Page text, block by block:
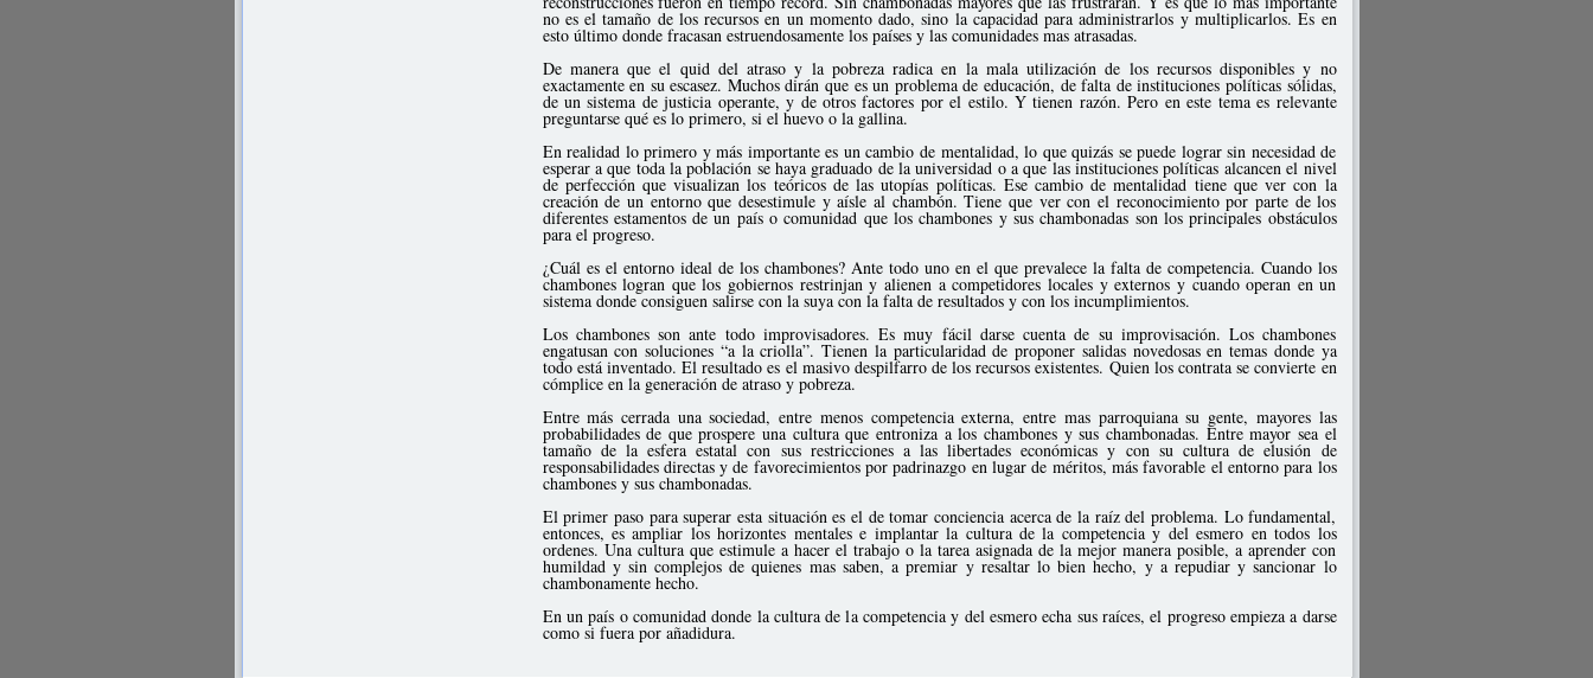
no es el tamaño de los recursos en un momento dado, sino la capacidad para administrarlos y multiplicarlos. Es en
esto último donde fracasan estruendosamente los países y las comunidades mas atrasadas.
De manera que el quid del atraso y la pobreza radica en la mala utilización de los recursos disponibles y no
exactamente en su escasez. Muchos dirán que es un problema de educación, de falta de instituciones políticas sólidas,
de un sistema de justicia operante, y de otros factores por el estilo. Y tienen razón. Pero en este tema es relevante
preguntarse qué es lo primero, si el huevo o la gallina.
En realidad lo primero y más importante es un cambio de mentalidad, lo que quizás se puede lograr sin necesidad de
esperar a que toda la población se haya graduado de la universidad o a que las instituciones políticas alcancen el nivel
de perfección que visualizan los teóricos de las utopías políticas. Ese cambio de mentalidad tiene que ver con la
creación de un entorno que desestimule y aísle al chambón. Tiene que ver con el reconocimiento por parte de los
diferentes estamentos de un país o comunidad que los chambones y sus chambonadas son los principales obstáculos
para el progreso.
¿Cuál es el entorno ideal de los chambones? Ante todo uno en el que prevalece la falta de competencia. Cuando los
chambones logran que los gobiernos restrinjan y alienen a competidores locales y externos y cuando operan en un
sistema donde consiguen salirse con la suya con la falta de resultados y con los incumplimientos.
Los chambones son ante todo improvisadores. Es muy fácil darse cuenta de su improvisación. Los chambones
engatusan con soluciones “a la criolla”. Tienen la particularidad de proponer salidas novedosas en temas donde ya
todo está inventado. El resultado es el masivo despilfarro de los recursos existentes. Quien los contrata se convierte en
cómplice en la generación de atraso y pobreza.
Entre más cerrada una sociedad, entre menos competencia externa, entre mas parroquiana su gente, mayores las
probabilidades de que prospere una cultura que entroniza a los chambones y sus chambonadas. Entre mayor sea el
tamaño de la esfera estatal con sus restricciones a las libertades económicas y con su cultura de elusión de
responsabilidades directas y de favorecimientos por padrinazgo en lugar de méritos, más favorable el entorno para los
chambones y sus chambonadas.
El primer paso para superar esta situación es el de tomar conciencia acerca de la raíz del problema. Lo fundamental,
entonces, es ampliar los horizontes mentales e implantar la cultura de la competencia y del esmero en todos los
ordenes. Una cultura que estimule a hacer el trabajo o la tarea asignada de la mejor manera posible, a aprender con
humildad y sin complejos de quienes mas saben, a premiar y resaltar lo bien hecho, y a repudiar y sancionar lo
chambonamente hecho.
En un país o comunidad donde la cultura de la competencia y del esmero echa sus raíces, el progreso empieza a darse
como si fuera por añadidura.